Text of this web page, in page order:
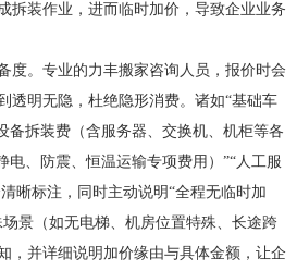
拆装作业，进而临时加价，导致企业业务
度。专业的力丰搬家咨询人员，报价时会
透明无隐，杜绝隐形消费。诸如“基础车
备拆装费（含服务器、交换机、机柜等各
电、防震、恒温运输专项费用）”“人工服
晰标注，同时主动说明“全程无临时加
景（如无电梯、机房位置特殊、长途跨
，并详细说明加价缘由与具体金额，让企